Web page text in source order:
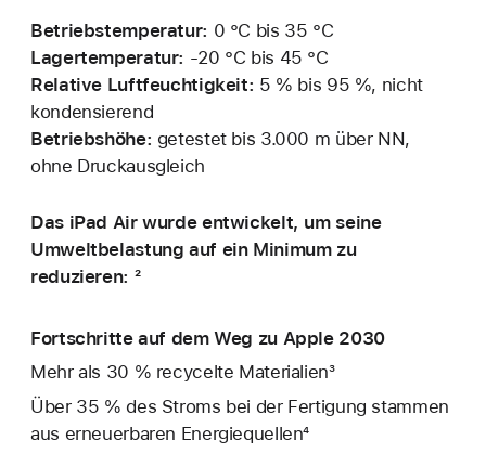
Betriebstemperatur: 0 °C bis 35 °C
Lagertemperatur: ‑20 °C bis 45 °C
Relative Luftfeuchtigkeit: 5 % bis 95 %, nicht
kondensierend
Betriebshöhe: getestet bis 3.000 m über NN,
ohne Druckausgleich
Das iPad Air wurde entwickelt, um seine
Umweltbelastung auf ein Minimum zu
reduzieren: ²
Fortschritte auf dem Weg zu Apple 2030
Mehr als 30 % recycelte Materialien³
Über 35 % des Stroms bei der Fertigung stammen
aus erneuerbaren Energiequellen⁴